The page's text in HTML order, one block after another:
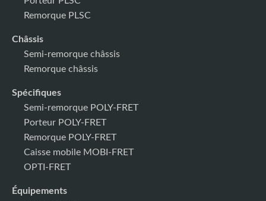
Remorque PLSC
Châssis
Semi-remorque châssis
Remorque châssis
Spécifiques
Semi-remorque POLY-FRET
Porteur POLY-FRET
Remorque POLY-FRET
Caisse mobile MOBI-FRET
OPTI-FRET
Équipements